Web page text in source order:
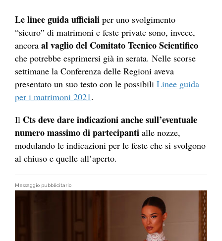
Le linee guida ufficiali per uno svolgimento
“sicuro” di matrimoni e feste private sono, invece,
ancora alvaglio del Comitato Tecnico Scientifico
che potrebbe esprimersi già in serata. Nelle scorse
settimane la Conferenza delle Regioni aveva
presentato un suo testo con le possibili Linee guida
per i matrimoni 2021.
Il Cts deve dare indicazioni anche sull’eventuale
numero massimo di partecipanti alle nozze,
modulando le indicazioni per le feste che si svolgono
al chiuso e quelle all’aperto.
Messaggio pubblicitario